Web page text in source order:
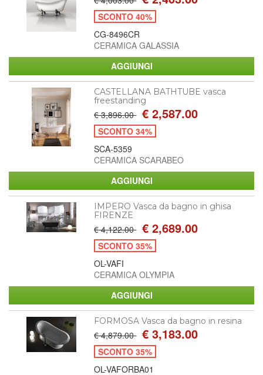
SCONTO 40%
CG-8496CR
CERAMICA GALASSIA
CASTELLANA BATHTUBE vasca
freestanding
€ 3,896.00 € 2,587.00
SCONTO 34%
SCA-5359
CERAMICA SCARABEO
IMPERO Vasca da bagno in ghisa
FIRENZE
€ 4,122.00 € 2,689.00
SCONTO 35%
OL-VAFI
CERAMICA OLYMPIA
FORMOSA Vasca da bagno in resina
€ 4,879.00 € 3,183.00
SCONTO 35%
OL-VAFORBA01